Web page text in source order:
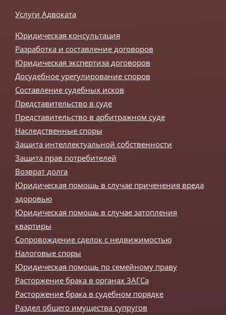
Услуги Адвоката
Юридическая консультация
Разработка и составление договоров
Юридическая экспертиза договоров
Досудебное урегулирование споров
Составление судебных исков
Представительство в суде
Представительство в арбитражном суде
Наследственные споры
Защита интеллектуальной собственности
Защита прав потребителей
Возврат долга
Юридическая помощь в случае приченения вреда
здоровью
Юридическая помощь в случае затопления
квартиры
Сопровождение сделок с недвижимостью
Налоговые споры
Юридическая помощь по семейному праву
Расторжение брака в органах ЗАГСа
Расторжение брака в судебном порядке
Раздел общего имущества супругов